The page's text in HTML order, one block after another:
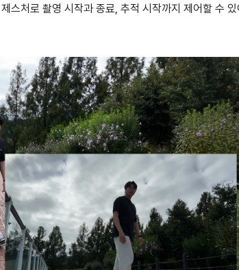
처로 촬영 시작과 종료, 추적 시작까지 제어할 수 있